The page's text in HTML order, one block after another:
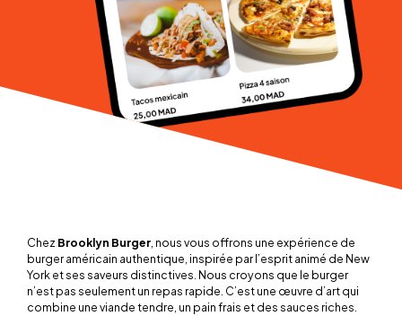
Chez Brooklyn Burger, nous vous offrons une expérience de
burger américain authentique, inspirée par l’esprit animé de New
York et ses saveurs distinctives. Nous croyons que le burger
n’est pas seulement un repas rapide. C’est une œuvre d’art qui
combine une viande tendre, un pain frais et des sauces riches.